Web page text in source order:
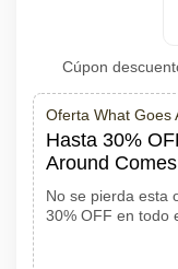
Cúpon
Oferta What Goes
Hasta 30%
Around
No se pierda esta
30% OFF en todo